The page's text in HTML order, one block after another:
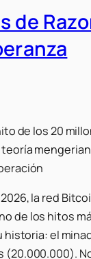
de
de los 20
la red
de los hitos
el
(20.000.000).